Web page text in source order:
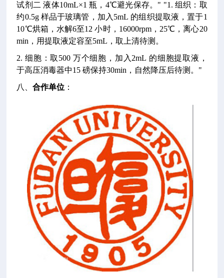
试剂二 液体10mL×1 瓶，4℃避光保存。" "1. 组织：取
约0.5g 样品于玻璃管，加入5mL 的组织提取液，置于1
10℃烘箱，水解6至12 小时，16000rpm，25℃，离心20
min，用提取液定容至5mL，取上清待测。
2. 细胞：取500 万个细胞，加入2mL 的细胞提取液，
于高压消毒器中15 磅保持30min，自然降压后待测。"
八、合作单位 ：